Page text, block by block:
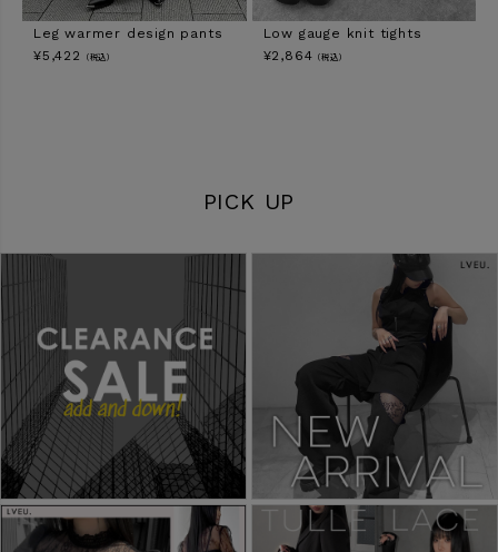
Leg warmer design pants
¥5,422 （税込）
Low gauge knit tights
¥2,864 （税込）
PICK UP